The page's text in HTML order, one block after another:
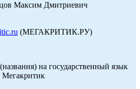
Максим Дмитриевич
(МЕГАКРИТИК.РУ)
на государственный язык
Мегакритик